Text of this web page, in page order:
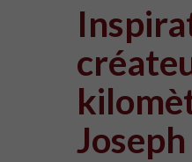
Joseph